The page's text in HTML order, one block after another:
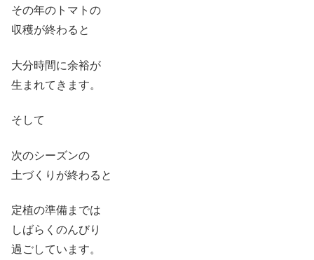
その年のトマトの
収穫が終わると
大分時間に余裕が
生まれてきます。
そして
次のシーズンの
土づくりが終わると
定植の準備までは
しばらくのんびり
過ごしています。